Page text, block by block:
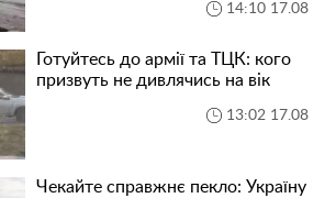
14:10 17.08
Готуйтесь до армії та ТЦК: кого
призвуть не дивлячись на вік
13:02 17.08
Чекайте справжнє пекло: Україну